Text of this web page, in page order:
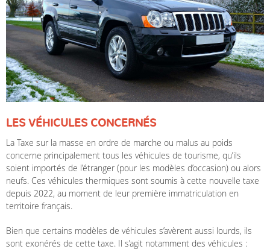
LES VÉHICULES CONCERNÉS
La Taxe sur la masse en ordre de marche ou malus au poids
concerne principalement tous les véhicules de tourisme, qu’ils
soient importés de l’étranger (pour les modèles d’occasion) ou alors
neufs. Ces véhicules thermiques sont soumis à cette nouvelle taxe
depuis 2022, au moment de leur première immatriculation en
territoire français.
Bien que certains modèles de véhicules s’avèrent aussi lourds, ils
sont exonérés de cette taxe. Il s’agit notamment des véhicules :